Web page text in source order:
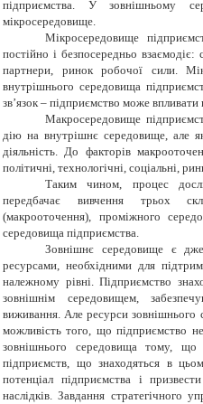
підприємства. У зовнішньому
мікросередовище.
Мікросередовище
постійно і безпосередньо
партнери, ринок робочої сили.
внутрішнього середовища
зв’язок – підприємство може
Макросередовище
дію на внутрішнє середовище, але
діяльність. До факторів
політичні, технологічні, соціальні,
Таким чином, процес
передбачає вивчення трьох
(макрооточення), проміжного
середовища підприємства.
Зовнішнє середовище є
ресурсами, необхідними для
належному рівні. Підприємство
зовнішнім середовищем,
виживання. Але ресурси
можливість того, що підприємство
зовнішнього середовища тому,
підприємств, що знаходяться в
потенціал підприємства і
наслідків. Завдання стратегічного